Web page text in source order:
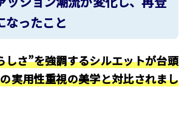
なったこと
しさ”を強調するシルエットが台頭
実用性重視の美学と対比されまし